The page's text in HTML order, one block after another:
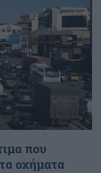
που
οχήματα